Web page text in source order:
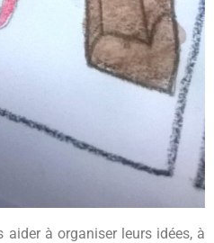
à organiser leurs idées, à